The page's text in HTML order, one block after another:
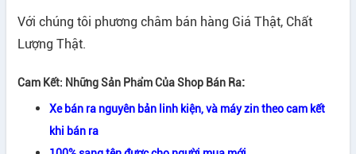
Với chúng tôi phương châm bán hàng Giá Thật, Chất
Lượng Thật.
Cam Kết: Những Sản Phẩm Của Shop Bán Ra:
Xe bán ra nguyên bản linh kiện, và máy zin theo cam kết
khi bán ra